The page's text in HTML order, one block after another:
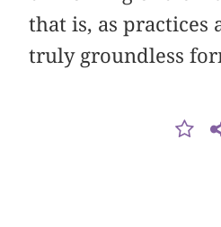
that is, as practices
truly groundless